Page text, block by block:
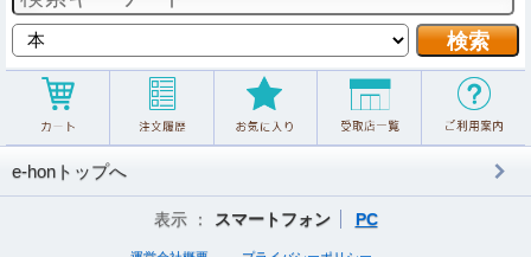
e-honトップへ
表示 ： スマートフォン PC